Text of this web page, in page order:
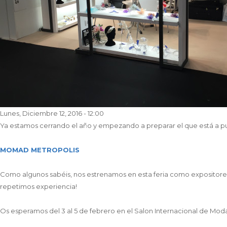
ajustar
web
visual
que
usando
lector
de
Presione
Lunes, Diciembre 12, 2016 - 12:00
Ya estamos cerrando el año y empezando a preparar el que está a
MOMAD METROPOLIS
Como algunos sabéis, nos estrenamos en esta feria como
repetimos experiencia!
Os esperamos del 3 al 5 de febrero en el Salon Internacional de